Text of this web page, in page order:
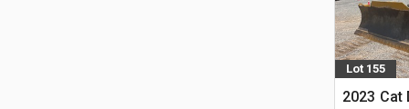
Lot 155
2023 Cat